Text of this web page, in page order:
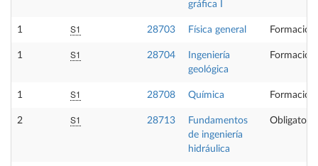
gráfica I
1 S1 28703 Física general Formación
1 S1 28704
Ingeniería
geológica
Formación
1 S1 28708 Química Formación
2 S1 28713
Fundamentos
de ingeniería
hidráulica
Obligatoria